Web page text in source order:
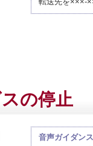
の停止
音声ガイダンス